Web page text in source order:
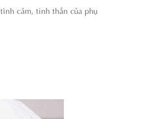
cảm, tinh thần của phụ